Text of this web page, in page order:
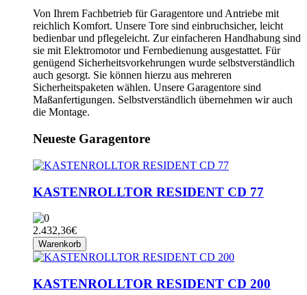
Von Ihrem Fachbetrieb für Garagentore und Antriebe mit
reichlich Komfort. Unsere Tore sind einbruchsicher, leicht
bedienbar und pflegeleicht. Zur einfacheren Handhabung sind
sie mit Elektromotor und Fernbedienung ausgestattet. Für
genügend Sicherheitsvorkehrungen wurde selbstverständlich
auch gesorgt. Sie können hierzu aus mehreren
Sicherheitspaketen wählen. Unsere Garagentore sind
Maßanfertigungen. Selbstverständlich übernehmen wir auch
die Montage.
Neueste Garagentore
KASTENROLLTOR RESIDENT CD 77
2.432,36€
Warenkorb
KASTENROLLTOR RESIDENT CD 200